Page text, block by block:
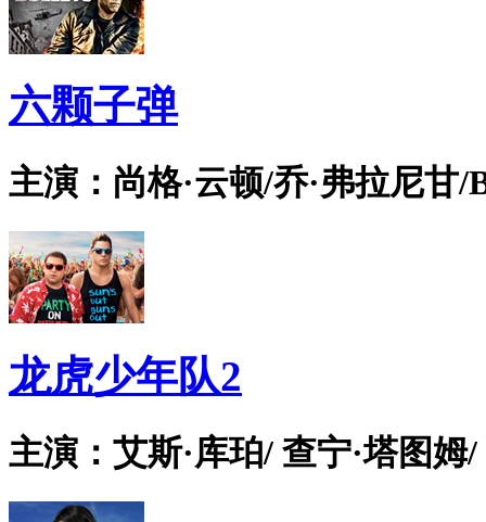
六颗子弹
主演：尚格·云顿/乔·弗拉尼甘/
龙虎少年队2
主演：艾斯·库珀/ 查宁·塔图姆/